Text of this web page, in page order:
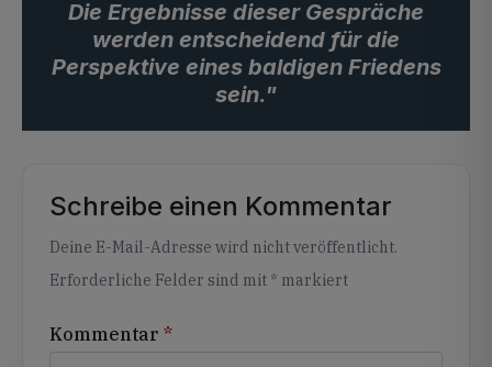
Die Ergebnisse dieser Gespräche
werden entscheidend für die
Perspektive eines baldigen Friedens
sein."
Schreibe einen Kommentar
Deine E-Mail-Adresse wird nicht veröffentlicht.
Erforderliche Felder sind mit * markiert
Kommentar *
Alternative: